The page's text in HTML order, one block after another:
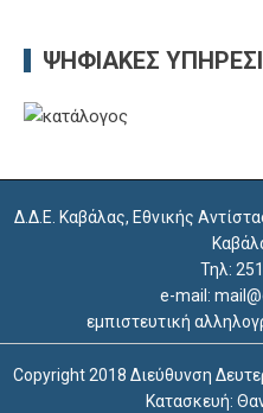
ΨΗΦΙΑΚΈΣ
Δ.Δ.Ε. Καβάλας, Εθνικής
Τηλ:
e-mail:
εμπιστευτική
Copyright 2018 Διεύθυνση
Κατασκευή: